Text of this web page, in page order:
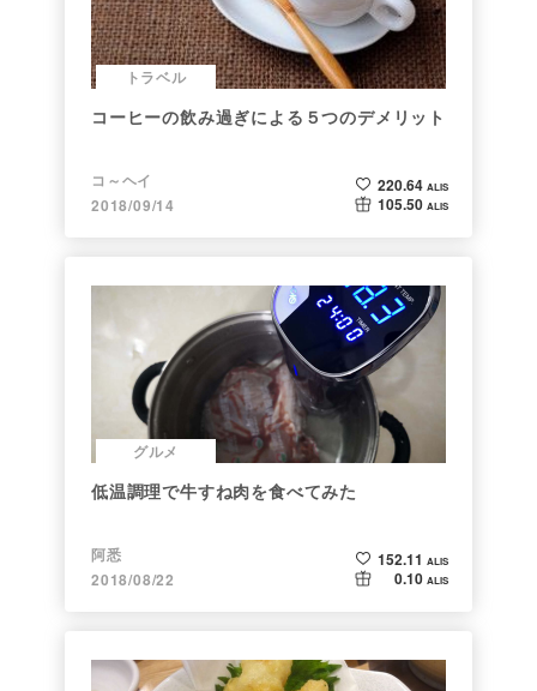
トラベル
コーヒーの飲み過ぎによる５つのデメリット
コ～ヘイ
2018/09/14
220.64 ALIS
105.50 ALIS
グルメ
低温調理で牛すね肉を食べてみた
阿悉
2018/08/22
152.11 ALIS
0.10 ALIS